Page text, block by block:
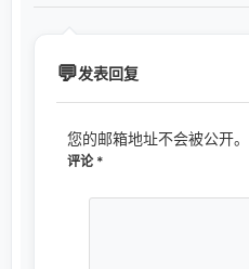
发表回复
您的邮箱地址不会被公开。
评论 *